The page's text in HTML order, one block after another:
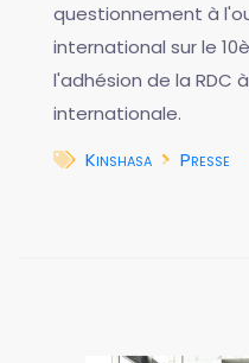
questionnement à
international sur le
l'adhésion de la RDC
internationale.
Kinshasa
Presse